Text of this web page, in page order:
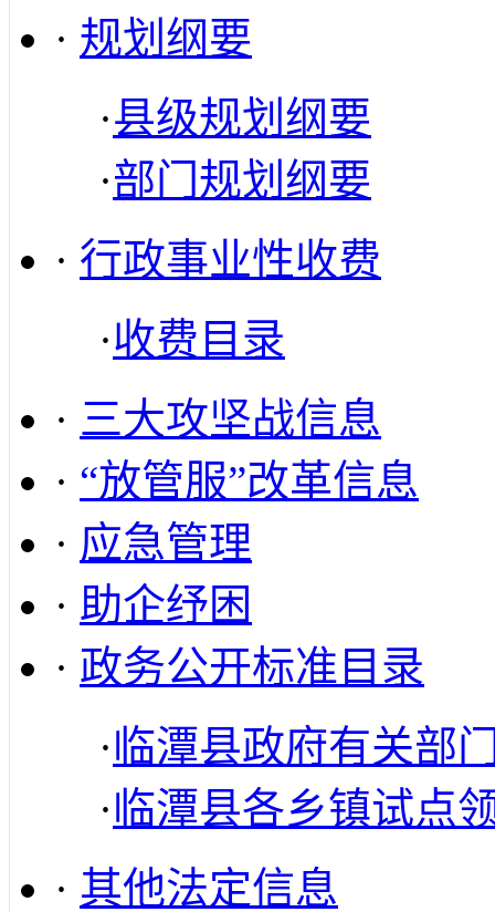
· 规划纲要
·县级规划纲要
·部门规划纲要
· 行政事业性收费
·收费目录
· 三大攻坚战信息
· “放管服”改革信息
· 应急管理
· 助企纾困
· 政务公开标准目录
·临潭县政府有关部
·临潭县各乡镇试点
· 其他法定信息